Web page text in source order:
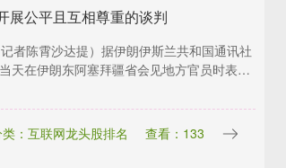
展公平且互相尊重的谈判
者陈霄沙达提）据伊朗伊斯兰共和国通讯社
天在伊朗东阿塞拜疆省会见地方官员时表
：互联网龙头股排名 查看：133